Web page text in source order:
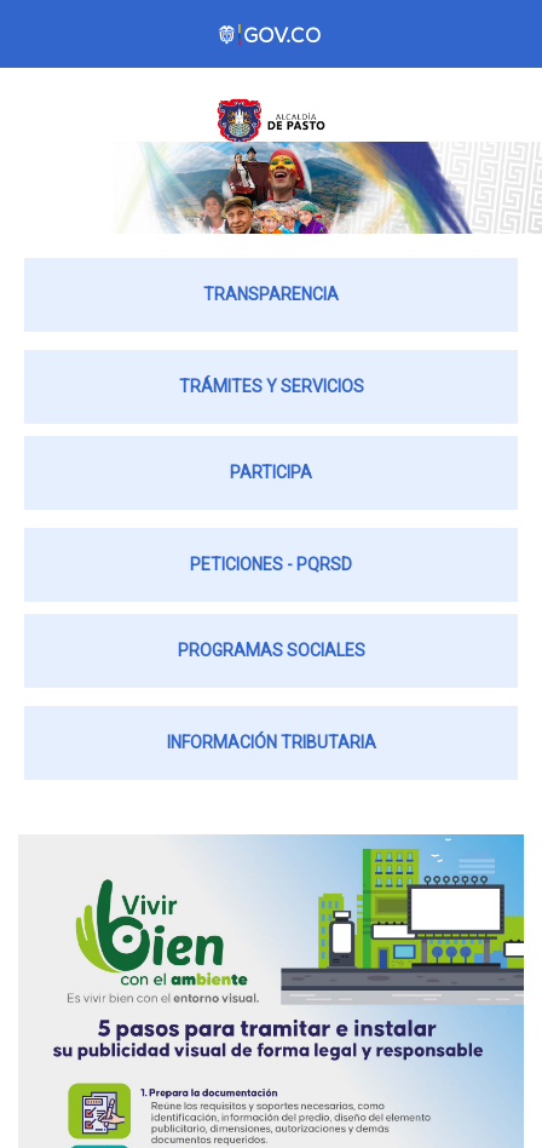
TRANSPARENCIA
TRÁMITES Y SERVICIOS
PARTICIPA
PETICIONES - PQRSD
PROGRAMAS SOCIALES
INFORMACIÓN TRIBUTARIA